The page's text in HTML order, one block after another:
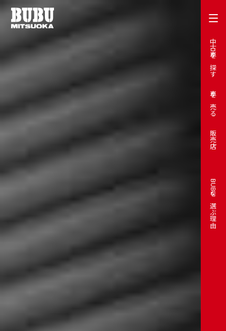
中古車を探す
車を売る
販売店
BUBUを選ぶ理由